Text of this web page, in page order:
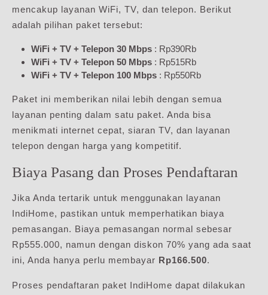
mencakup layanan WiFi, TV, dan telepon. Berikut
adalah pilihan paket tersebut:
WiFi + TV + Telepon 30 Mbps : Rp390Rb
WiFi + TV + Telepon 50 Mbps : Rp515Rb
WiFi + TV + Telepon 100 Mbps : Rp550Rb
Paket ini memberikan nilai lebih dengan semua
layanan penting dalam satu paket. Anda bisa
menikmati internet cepat, siaran TV, dan layanan
telepon dengan harga yang kompetitif.
Biaya Pasang dan Proses Pendaftaran
Jika Anda tertarik untuk menggunakan layanan
IndiHome, pastikan untuk memperhatikan biaya
pemasangan. Biaya pemasangan normal sebesar
Rp555.000, namun dengan diskon 70% yang ada saat
ini, Anda hanya perlu membayar Rp166.500.
Proses pendaftaran paket IndiHome dapat dilakukan